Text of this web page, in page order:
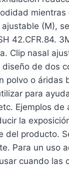
(M),
42.CFR.84.
Clip nasal
de dos
polvo o áridas
para
Ejemplos
la
producto.
Para un uso
cuando las